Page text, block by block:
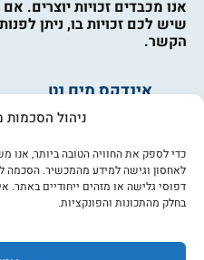
ניהול הסכמות
לאחסון וגישה למידע מהמכשיר. הסכמה
דפוסי גלישה או מזהים ייחודיים באתר.
בחלק מהתכונות והפונקציות.
אנו מכבדים זכויות יוצרים.
שיש לכם זכויות בו, ניתן
הקשר.
אינדקס מים נט
מים ובריאות
פורום מים